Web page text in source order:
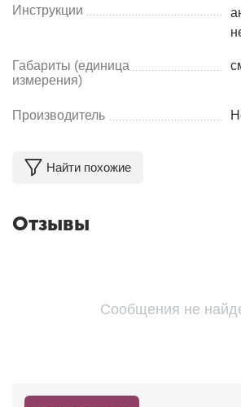
Инструкции
Габариты (единица
измерения)
Производитель
Найти похожие
Отзывы
Сообщения не